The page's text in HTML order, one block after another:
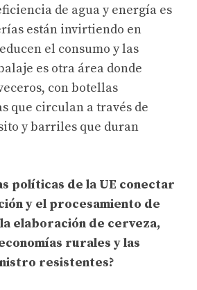
de agua y energía es
están invirtiendo en
el consumo y las
es otra área donde
con botellas
que circulan a través de
y barriles que duran
políticas de la UE conectar
y el procesamiento de
elaboración de cerveza,
rurales y las
resistentes?